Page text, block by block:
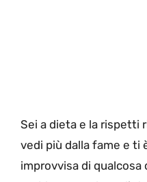
Sei a dieta e la rispetti
vedi più dalla fame e ti
improvvisa di qualcosa